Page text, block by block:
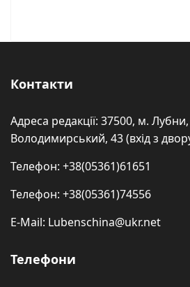
Контакти
Адреса редакції: 37500, м.
Володимирський, 43 (вхід з
Телефон: +38(05361)61651
Телефон: +38(05361)74556
E-Mail: Lubenschina@ukr.net
Телефони